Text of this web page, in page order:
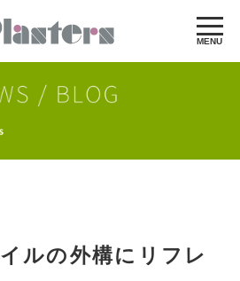
MENU
ルの外構にリフレ